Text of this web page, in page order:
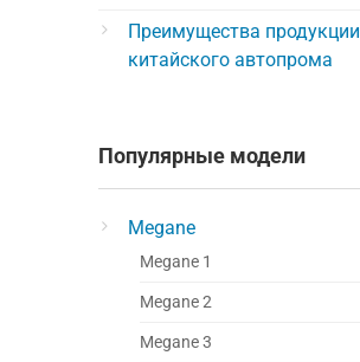
Преимущества продукции
китайского автопрома
Популярные модели
Megane
Megane 1
Megane 2
Megane 3